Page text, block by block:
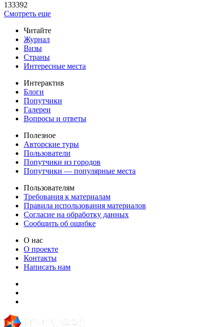
133392
Смотреть еще
Читайте
Журнал
Визы
Страны
Интересные места
Интерактив
Блоги
Попутчики
Галереи
Вопросы и ответы
Полезное
Авторские туры
Пользователи
Попутчики из городов
Попутчики — популярные места
Пользователям
Требования к материалам
Правила использования материалов
Согласие на обработку данных
Сообщить об ошибке
О нас
О проекте
Контакты
Написать нам